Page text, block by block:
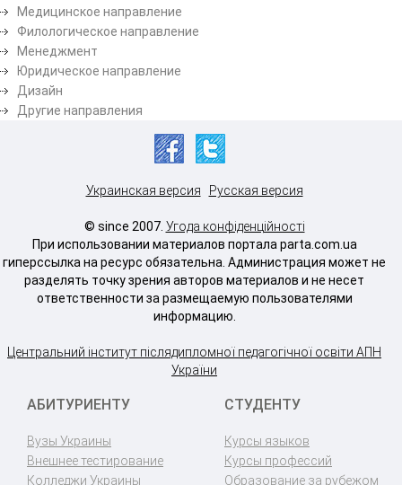
Медицинское направление
Филологическое направление
Менеджмент
Юридическое направление
Дизайн
Другие направления
Украинская версия Русская версия
© since 2007. Угода конфіденційності
При использовании материалов портала parta.com.ua
гиперссылка на ресурс обязательна. Администрация может не
разделять точку зрения авторов материалов и не несет
ответственности за размещаемую пользователями
информацию.
Центральний інститут післядипломної педагогічної освіти АПН
України
АБИТУРИЕНТУ
Вузы Украины
Внешнее тестирование
Колледжи Украины
СТУДЕНТУ
Курсы языков
Курсы профессий
Образование за рубежом